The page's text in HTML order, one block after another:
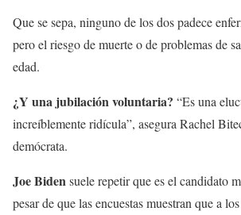
Que se sepa, ninguno de los dos padece
pero el riesgo de muerte o de problemas de
edad.
¿Y una jubilación voluntaria? “Es una
increíblemente ridícula”, asegura Rachel
demócrata.
Joe Biden suele repetir que es el candidato
pesar de que las encuestas muestran que a